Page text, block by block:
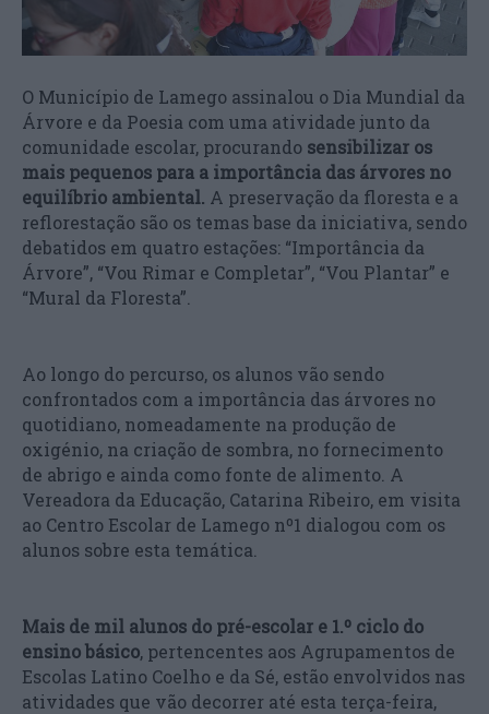
O Município de Lamego assinalou o Dia Mundial da
Árvore e da Poesia com uma atividade junto da
comunidade escolar, procurando sensibilizar os
mais pequenos para a importância das árvores no
equilíbrio ambiental. A preservação da floresta e a
reflorestação são os temas base da iniciativa, sendo
debatidos em quatro estações: “Importância da
Árvore”, “Vou Rimar e Completar”, “Vou Plantar” e
“Mural da Floresta”.
Ao longo do percurso, os alunos vão sendo
confrontados com a importância das árvores no
quotidiano, nomeadamente na produção de
oxigénio, na criação de sombra, no fornecimento
de abrigo e ainda como fonte de alimento. A
Vereadora da Educação, Catarina Ribeiro, em visita
ao Centro Escolar de Lamego nº1 dialogou com os
alunos sobre esta temática.
Mais de mil alunos do pré-escolar e 1.º ciclo do
ensino básico, pertencentes aos Agrupamentos de
Escolas Latino Coelho e da Sé, estão envolvidos nas
atividades que vão decorrer até esta terça-feira,